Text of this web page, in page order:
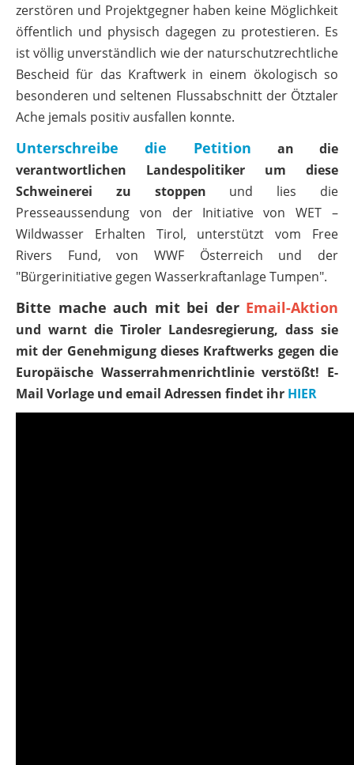
zerstören und Projektgegner haben keine Möglichkeit
öffentlich und physisch dagegen zu protestieren. Es
ist völlig unverständlich wie der naturschutzrechtliche
Bescheid für das Kraftwerk in einem ökologisch so
besonderen und seltenen Flussabschnitt der Ötztaler
Ache jemals positiv ausfallen konnte.
Unterschreibe die Petition
an die
verantwortlichen Landespolitiker um diese
Schweinerei zu stoppen und lies die
Presseaussendung von der Initiative von WET –
Wildwasser Erhalten Tirol, unterstützt vom Free
Rivers Fund, von WWF Österreich und der
"Bürgerinitiative gegen Wasserkraftanlage Tumpen".
Bitte mache auch mit bei der Email-Aktion
und warnt die Tiroler Landesregierung, dass sie
mit der Genehmigung dieses Kraftwerks gegen die
Europäische Wasserrahmenrichtlinie verstößt! E-
Mail Vorlage und email Adressen findet ihr HIER